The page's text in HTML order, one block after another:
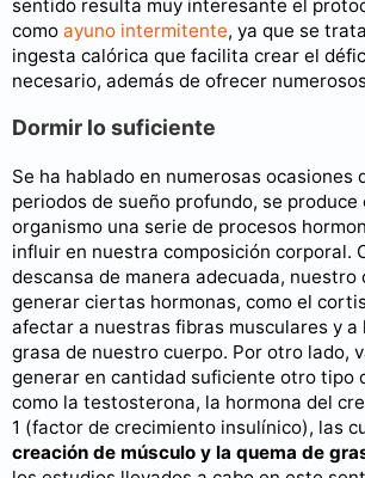
sentido resulta muy interesante el
como ayuno intermitente, ya que se
ingesta calórica que facilita crear el
necesario, además de ofrecer
Dormir lo suficiente
Se ha hablado en numerosas ocasiones
periodos de sueño profundo, se produce
organismo una serie de procesos
influir en nuestra composición corporal.
descansa de manera adecuada, nuestro
generar ciertas hormonas, como el
afectar a nuestras fibras musculares y a
grasa de nuestro cuerpo. Por otro lado,
generar en cantidad suficiente otro tipo
como la testosterona, la hormona del
1 (factor de crecimiento insulínico), las
creación de músculo y la quema de